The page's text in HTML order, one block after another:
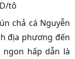
tô
chả cá Nguyễn
địa phương đến
hấp dẫn là